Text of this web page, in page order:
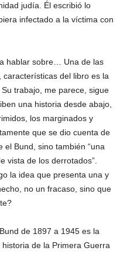
judía. Él escribió lo
infectado a la víctima con
hablar sobre… Una de las
del libro es la
trabajo, me parece, sigue
una historia desde abajo,
los marginados y
que se dio cuenta de
el Bund, sino también “una
vista de los derrotados”.
la idea que presenta una y
no un fracaso, sino que
de 1897 a 1945 es la
de la Primera Guerra